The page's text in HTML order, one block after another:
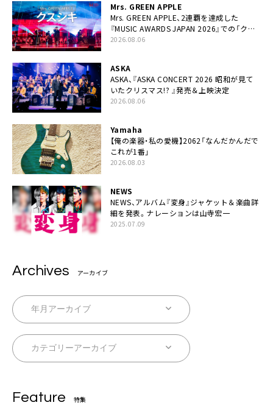
Mrs. GREEN APPLE
Mrs. GREEN APPLE、2連覇を達成した
『MUSIC AWARDS JAPAN 2026』での「クス
シキ」ライブパフォーマンスをYouTube公開
2026.08.06
ASKA
ASKA、『ASKA CONCERT 2026 昭和が見て
いたクリスマス!? 』発売＆上映決定
2026.08.06
Yamaha
【俺の楽器・私の愛機】2062「なんだかんだで
これが1番」
2026.08.03
NEWS
NEWS、アルバム『変身』ジャケット＆楽曲詳
細を発表。ナレーションは⼭寺宏⼀
2025.07.09
Archives アーカイブ
Feature 特集